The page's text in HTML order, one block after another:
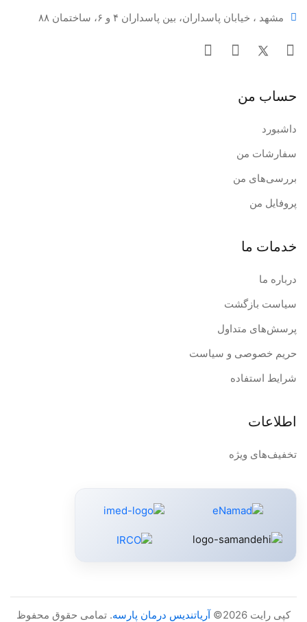
پاکسازی دندان‌های ایمپلنت شده
بسته بندی واترجت:
دستگاه واتر فلاسر
دفترچه راهنما
آداپتور
محفظه نگهدارنده سری ها
مشخصات فنی واترجت خانگی مدل V660:
Flosser V660 : پلاستیک ABS
گواهینامه ها: CE ، FDA ، FCC ، ROHS
ولتاژ ورودی: ۲۴۰ ولت
منبع تغذیه: برق مستقیم
۱۲۰۰ دور در دقیقه
تعداد سری: ۵ سری مختلف برای نیازهای مختلف
مشهد ، خیابان پاسداران، بین پاسداران ۴ و ۶، ساختمان ۸۸
حساب من
داشبورد
سفارشات من
بررسی‌های من
پروفایل من
خدمات ما
درباره ما
سیاست بازگشت
پرسش‌های متداول
حریم خصوصی و سیاست
شرایط استفاده
اطلاعات
تخفیف‌های ویژه
کپی رایت 2026© آریاتندیس درمان پارسه. تمامی حقوق محفوظ